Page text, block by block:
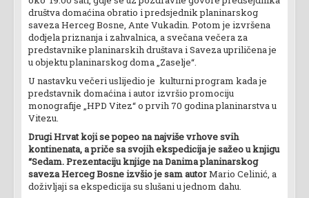
društva domaćina obratio i predsjednik planinarskog
saveza Herceg Bosne, Ante Vukadin. Potom je izvršena
dodjela priznanja i zahvalnica, a svečana večera za
predstavnike planinarskih društava i Saveza upriličena je
u objektu planinarskog doma „Zaselje“.
U nastavku večeri uslijedio je kulturni program kada je
predstavnik domaćina i autor izvršio promociju
monografije „HPD Vitez“ o prvih 70 godina planinarstva u
Vitezu.
Drugi Hrvat koji se popeo na najviše vrhove svih
kontinenata, a priče sa svojih ekspedicija je sažeo u knjigu
“Sedam. Prezentaciju knjige na Danima planinarskog
saveza Herceg Bosne izvšio je sam autorMario Celinić, a
doživljaji sa ekspedicija su slušani u jednom dahu.